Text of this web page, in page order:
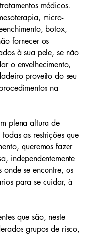
médicos,
micro-
botox,
fornecer os
à sua pele, se não
o envelhecimento,
proveito do seu
na
plena altura de
as restrições que
queremos fazer
independentemente
se encontre, os
para se cuidar, à
que são, neste
grupos de risco,